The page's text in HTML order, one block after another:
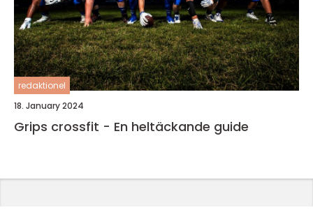
redaktionel
18. January 2024
Grips crossfit - En heltäckande guide